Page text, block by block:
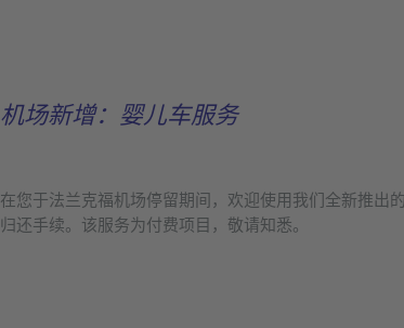
机场新增：婴儿车服务
在您于法兰克福机场停留期间，欢迎使用我们全新推出
归还手续。该服务为付费项目，敬请知悉。